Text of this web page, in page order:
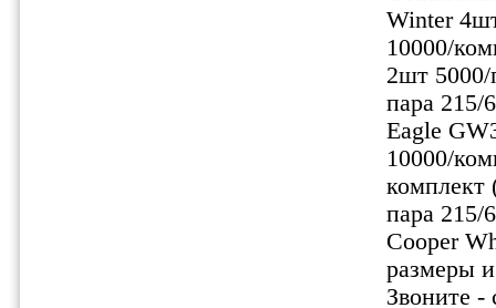
Winter
10000/
2шт
пара 215/
Eagle
10000/
комплект
пара 215/
Cooper
размеры
Звоните -